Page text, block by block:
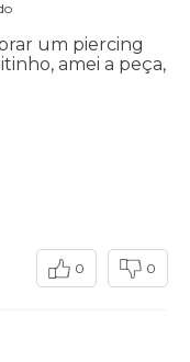
um piercing
amei a peça,
0 0